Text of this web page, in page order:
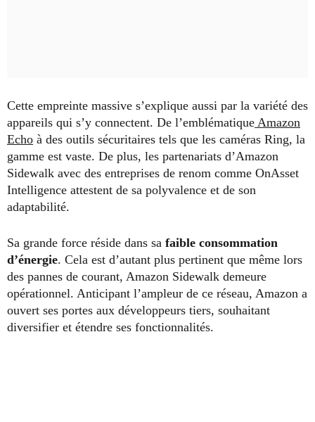
Cette empreinte massive s’explique aussi par la variété des
appareils qui s’y connectent. De l’emblématique Amazon
Echo à des outils sécuritaires tels que les caméras Ring, la
gamme est vaste. De plus, les partenariats d’Amazon
Sidewalk avec des entreprises de renom comme OnAsset
Intelligence attestent de sa polyvalence et de son
adaptabilité.
Sa grande force réside dans sa faible consommation
d’énergie. Cela est d’autant plus pertinent que même lors
des pannes de courant, Amazon Sidewalk demeure
opérationnel. Anticipant l’ampleur de ce réseau, Amazon a
ouvert ses portes aux développeurs tiers, souhaitant
diversifier et étendre ses fonctionnalités.